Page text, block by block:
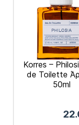
Korres –
de Toilette
50ml